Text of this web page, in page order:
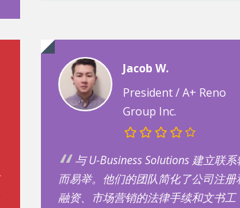
Jacob W.
President / A+ Reno
Group Inc.
与 U-Business Solutions 建立联系
而易举。他们的团队简化了公司注册
融资、市场营销的法律手续和文书工